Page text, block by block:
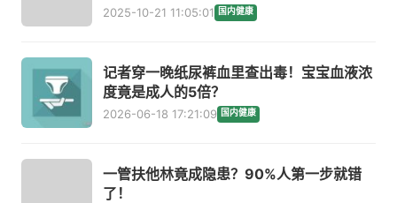
2025-10-21 11:05:01 国内健康
记者穿一晚纸尿裤血里查出毒！宝宝血液浓
度竟是成人的5倍？
2026-06-18 17:21:09 国内健康
一管扶他林竟成隐患？90%人第一步就错
了！